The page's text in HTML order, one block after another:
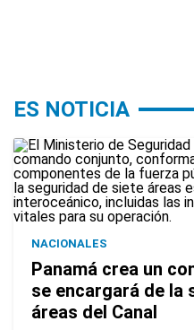
ES NOTICIA
NACIONALES
Panamá crea un
se encargará de la
áreas del Canal